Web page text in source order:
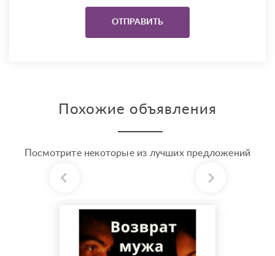
Похожие объявления
Посмотрите некоторые из лучших предложений